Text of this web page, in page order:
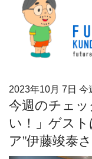
2023年10月 7日 今
今週のチェ
い！」ゲスト
ア”伊藤竣泰